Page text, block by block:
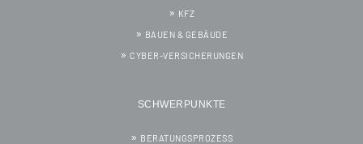
KFZ
BAUEN & GEBÄUDE
CYBER-VERSICHERUNGEN
SCHWERPUNKTE
BERATUNGSPROZESS